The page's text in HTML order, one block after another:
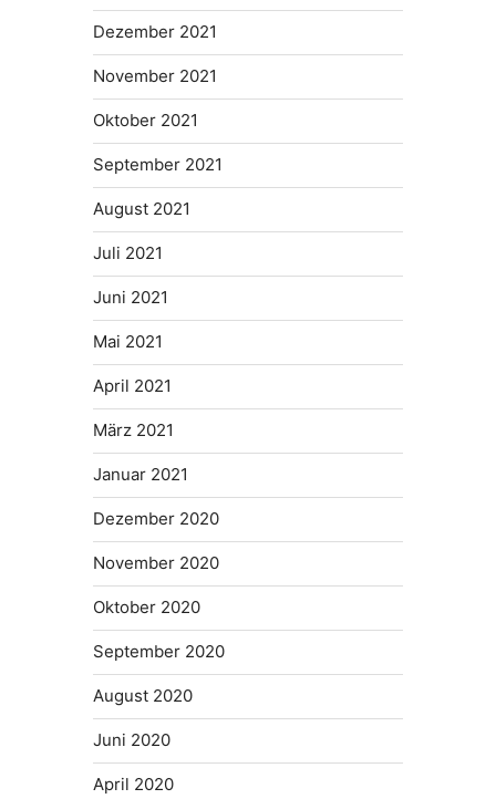
Dezember 2021
November 2021
Oktober 2021
September 2021
August 2021
Juli 2021
Juni 2021
Mai 2021
April 2021
März 2021
Januar 2021
Dezember 2020
November 2020
Oktober 2020
September 2020
August 2020
Juni 2020
April 2020